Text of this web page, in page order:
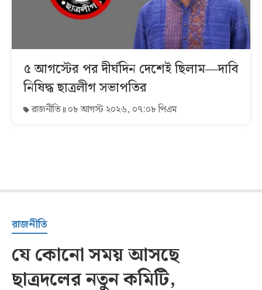
৫ আগস্টের পর দীর্ঘদিন দেশেই ছিলাম—দাবি
নিষিদ্ধ ছাত্রলীগ সভাপতির
রাজনীতি ০৮ আগস্ট ২০২৬, ০৭:০৮ পিএম
রাজনীতি
যে কোনো সময় আসছে
ছাত্রদলের নতুন কমিটি,